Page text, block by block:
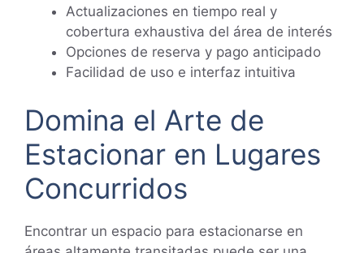
Actualizaciones en tiempo real y
cobertura exhaustiva del área de interés
Opciones de reserva y pago anticipado
Facilidad de uso e interfaz intuitiva
Domina el Arte de
Estacionar en Lugares
Concurridos
Encontrar un espacio para estacionarse en